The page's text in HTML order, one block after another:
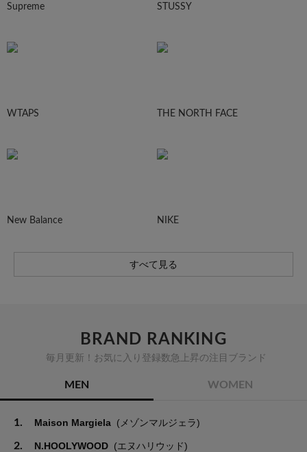
Supreme STUSSY
WTAPS THE NORTH FACE
New Balance NIKE
すべて見る
BRAND RANKING
毎月更新！お気に入り登録数急上昇の注目ブランド
MEN WOMEN
1. Maison Margiela (メゾンマルジェラ)
2. N.HOOLYWOOD (エヌハリウッド)